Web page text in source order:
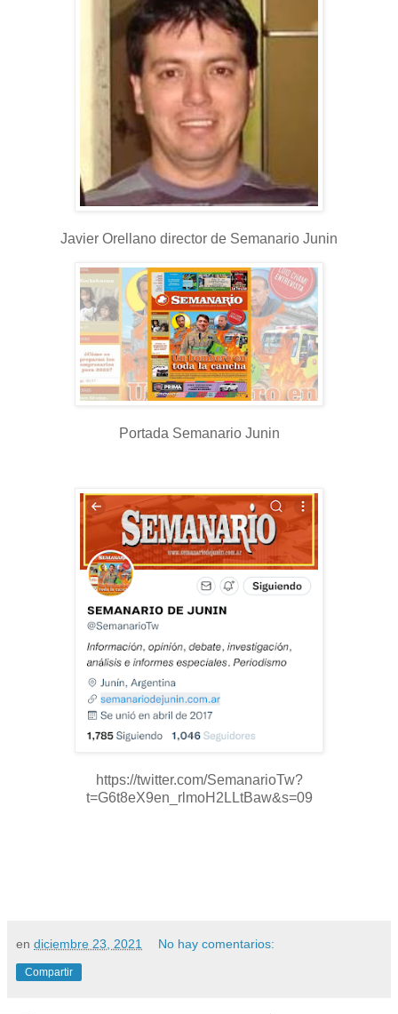
Javier Orellano director de Semanario Junin
Portada Semanario Junin
https://twitter.com/SemanarioTw?
t=G6t8eX9en_rlmoH2LLtBaw&s=09
en diciembre 23, 2021 No hay comentarios:
Compartir